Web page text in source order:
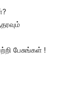
பேசுங்கள் !